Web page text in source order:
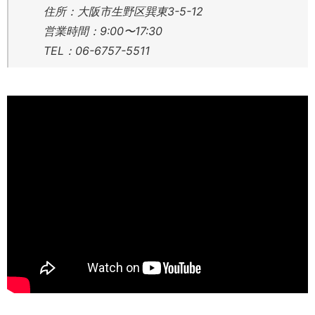
住所：大阪市生野区巽東3-5-12
営業時間：9:00〜17:30
TEL：06-6757-5511